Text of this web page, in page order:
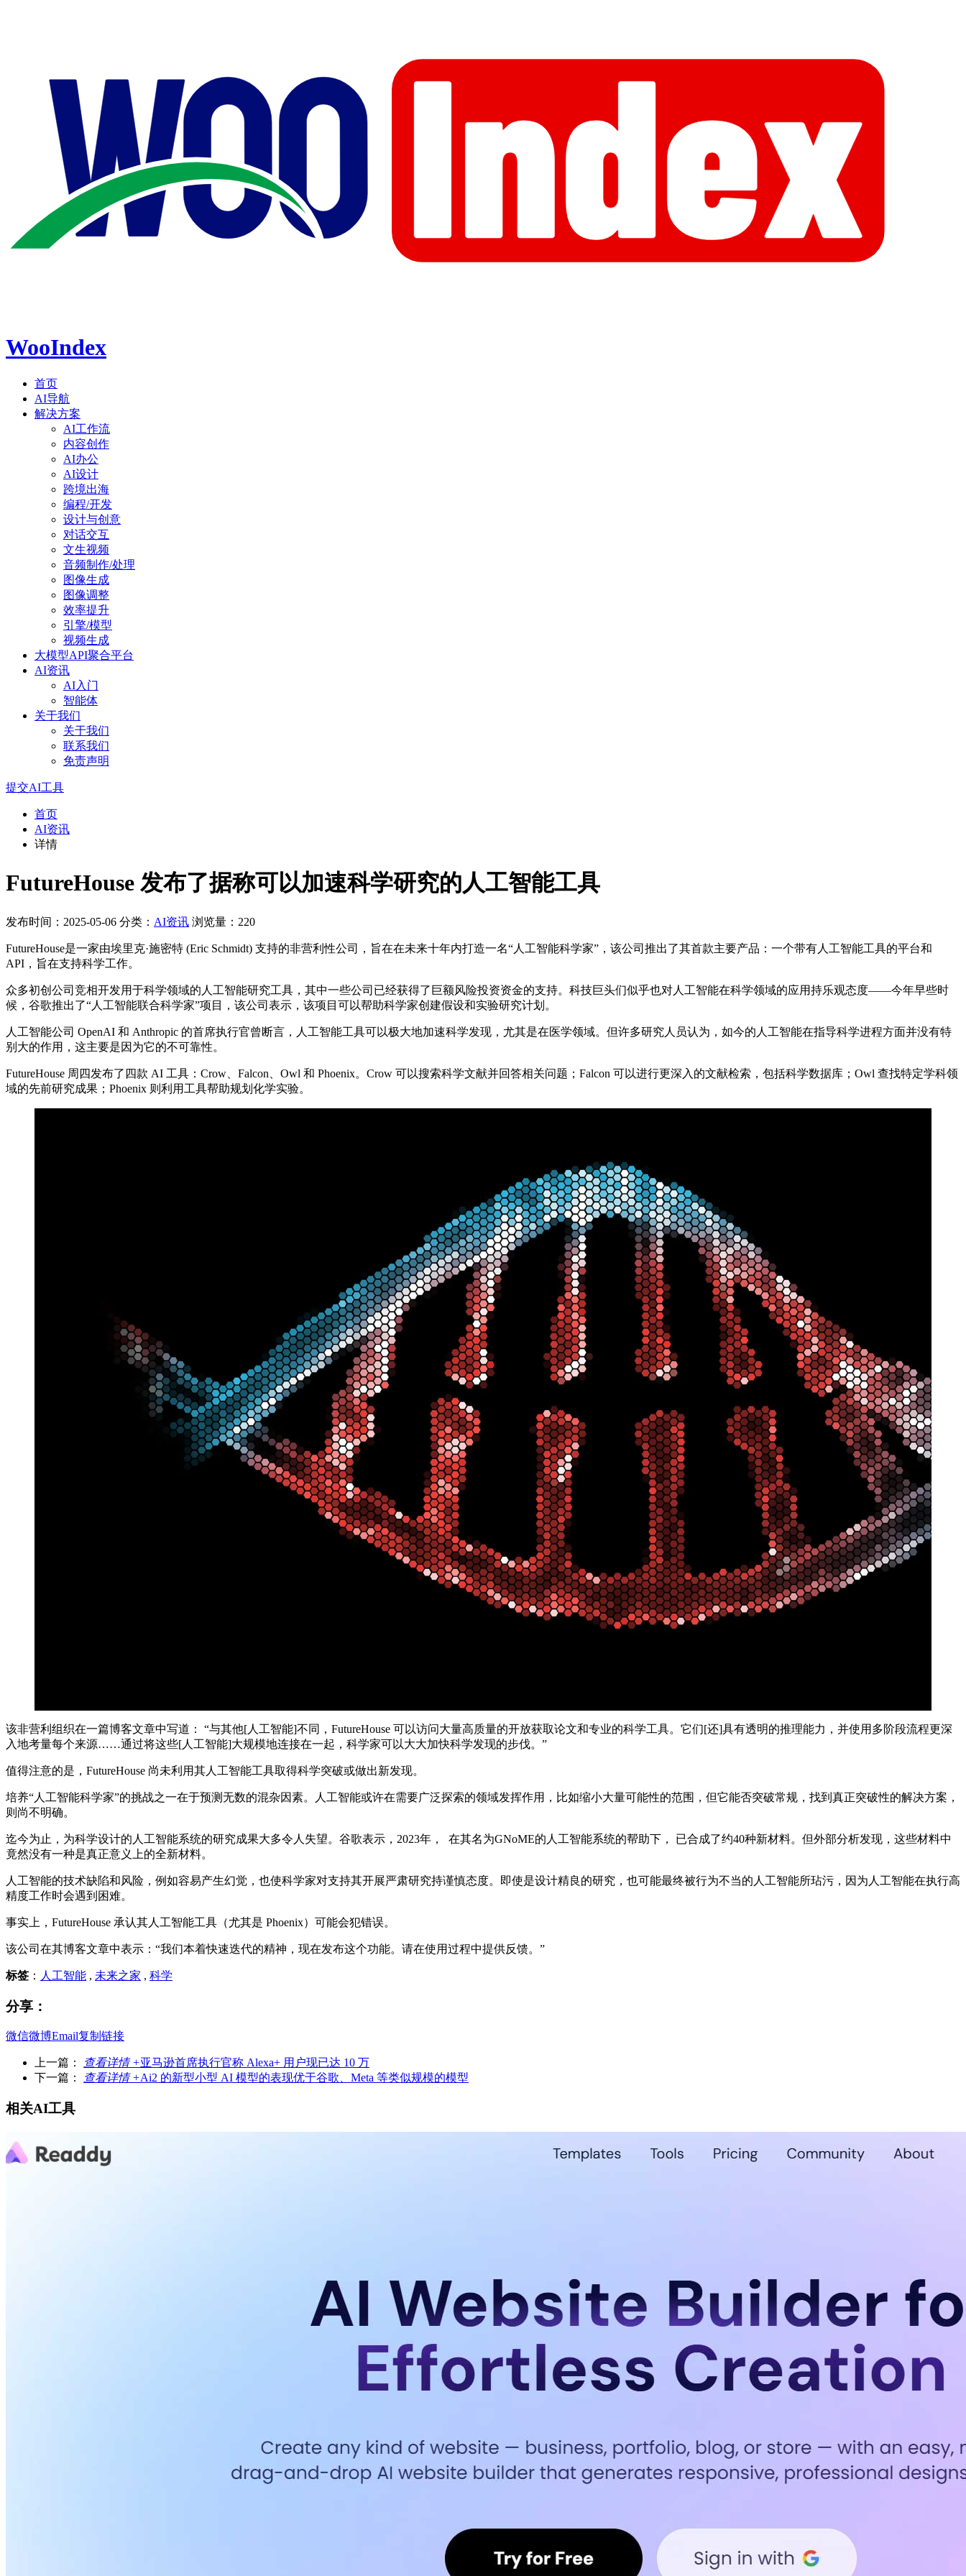
WooIndex
首页
AI导航
解决方案
AI工作流
内容创作
AI办公
AI设计
跨境出海
编程/开发
设计与创意
对话交互
文生视频
音频制作/处理
图像生成
图像调整
效率提升
引擎/模型
视频生成
大模型API聚合平台
AI资讯
AI入门
智能体
关于我们
关于我们
联系我们
免责声明
提交AI工具
首页
AI资讯
详情
FutureHouse 发布了据称可以加速科学研究的人工智能工具
发布时间：2025-05-06 分类： AI资讯 浏览量：220
FutureHouse是一家由埃里克·施密特 (Eric Sc​​hmidt) 支持的非营利性公司，旨在在未来十年内打造一名“人工智能科学家”，该公司推出了其首款主要产品：一个带有人工智能工具的平台和
API，旨在支持科学工作。
众多初创公司竞相开发用于科学领域的人工智能研究工具，其中一些公司已经获得了巨额风险投资资金的支持。科技巨头们似乎也对人工智能在科学领域的应用持乐观态度——今年早些时
候，谷歌推出了“人工智能联合科学家”项目，该公司表示，该项目可以帮助科学家创建假设和实验研究计划。
人工智能公司 OpenAI 和 Anthropic 的首席执行官曾断言，人工智能工具可以极大地加速科学发现，尤其是在医学领域。但许多研究人员认为，如今的人工智能在指导科学进程方面并没有特
别大的作用，这主要是因为它的不可靠性。
FutureHouse 周四发布了四款 AI 工具：Crow、Falcon、Owl 和 Phoenix。Crow 可以搜索科学文献并回答相关问题；Falcon 可以进行更深入的文献检索，包括科学数据库；Owl 查找特定学科领
域的先前研究成果；Phoenix 则利用工具帮助规划化学实验。
该非营利组织在一篇博客文章中写道： “与其他[人工智能]不同，FutureHouse 可以访问大量高质量的开放获取论文和专业的科学工具。它们[还]具有透明的推理能力，并使用多阶段流程更深
入地考量每个来源……通过将这些[人工智能]大规模地连接在一起，科学家可以大大加快科学发现的步伐。”
值得注意的是，FutureHouse 尚未利用其人工智能工具取得科学突破或做出新发现。
培养“人工智能科学家”的挑战之一在于预测无数的混杂因素。人工智能或许在需要广泛探索的领域发挥作用，比如缩小大量可能性的范围，但它能否突破常规，找到真正突破性的解决方案，
则尚不明确。
迄今为止，为科学设计的人工智能系统的研究成果大多令人失望。谷歌表示，2023年， 在其名为GNoME的人工智能系统的帮助下， 已合成了约40种新材料。但外部分析发现，这些材料中
竟然没有一种是真正意义上的全新材料。
人工智能的技术缺陷和风险，例如容易产生幻觉，也使科学家对支持其开展严肃研究持谨慎态度。即使是设计精良的研究，也可能最终被行为不当的人工智能所玷污，因为人工智能在执行高
精度工作时会遇到困难。
事实上，FutureHouse 承认其人工智能工具（尤其是 Phoenix）可能会犯错误。
该公司在其博客文章中表示：“我们本着快速迭代的精神，现在发布这个功能。请在使用过程中提供反馈。”
标签 ： 人工智能 , 未来之家 , 科学
分享：
微信微博Email复制链接
上一篇： 查看详情 +亚马逊首席执行官称 Alexa+ 用户现已达 10 万
下一篇：
查看详情 +Ai2 的新型小型 AI 模型的表现优于谷歌、Meta 等类似规模的模型
相关AI工具